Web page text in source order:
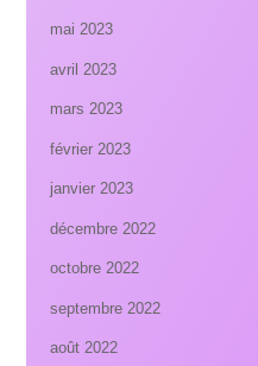
mai 2023
avril 2023
mars 2023
février 2023
janvier 2023
décembre 2022
octobre 2022
septembre 2022
août 2022